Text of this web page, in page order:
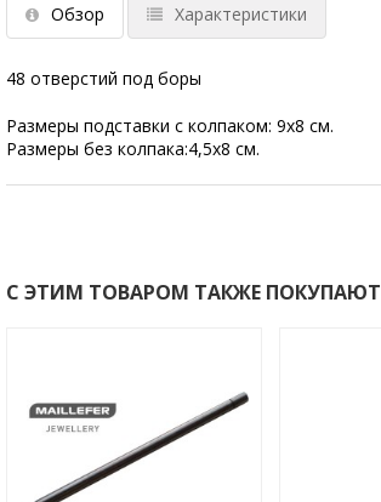
Обзор Характеристики
48 отверстий под боры
Размеры подставки с колпаком: 9х8 см.
Размеры без колпака:4,5х8 см.
С ЭТИМ ТОВАРОМ ТАКЖЕ ПОКУПАЮТ